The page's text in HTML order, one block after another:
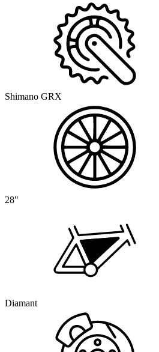
Shimano GRX
28"
Diamant